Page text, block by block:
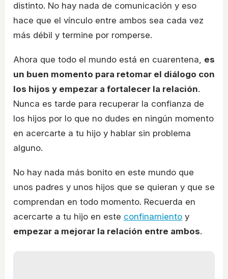
distinto. No hay nada de comunicación y eso
hace que el vínculo entre ambos sea cada vez
más débil y termine por romperse.
Ahora que todo el mundo está en cuarentena, es
un buen momento para retomar el diálogo con
los hijos y empezar a fortalecer la relación.
Nunca es tarde para recuperar la confianza de
los hijos por lo que no dudes en ningún momento
en acercarte a tu hijo y hablar sin problema
alguno.
No hay nada más bonito en este mundo que
unos padres y unos hijos que se quieran y que se
comprendan en todo momento. Recuerda en
acercarte a tu hijo en este confinamiento y
empezar a mejorar la relación entre ambos.